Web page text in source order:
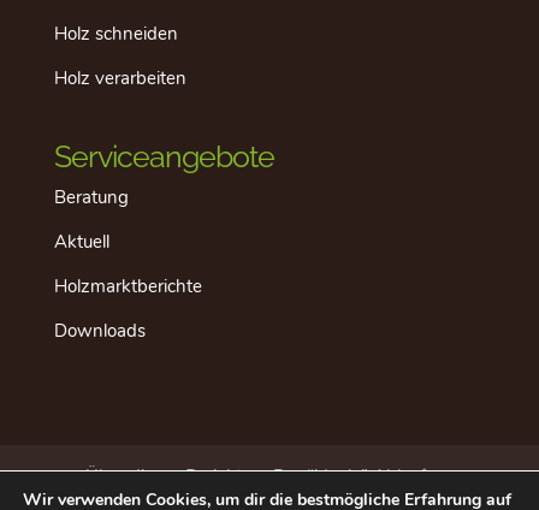
Holz schneiden
Holz verarbeiten
Serviceangebote
Beratung
Aktuell
Holzmarktberichte
Downloads
Über dieses Projekt
Der “ideale” Ablauf
Aktuell
Datenschutz Impressum
Wir verwenden Cookies, um dir die bestmögliche Erfahrung auf